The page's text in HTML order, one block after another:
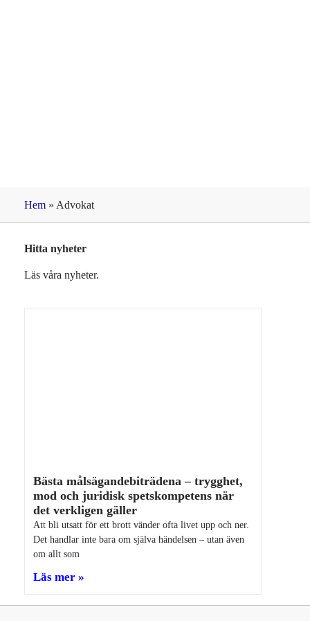
Hem » Advokat
Hitta nyheter
Läs våra nyheter.
Bästa målsägandebiträdena – trygghet,
mod och juridisk spetskompetens när
det verkligen gäller
Att bli utsatt för ett brott vänder ofta livet upp och ner.
Det handlar inte bara om själva händelsen – utan även
om allt som
Läs mer »